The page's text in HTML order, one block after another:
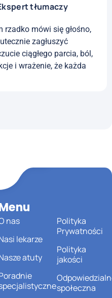
tłumaczy
rzadko mówi się głośno,
zagłuszyć
ciągłego parcia, ból,
i wrażenie, że każda
nas
lekarze
atuty
Polityka
Prywatności
Polityka
jakości
społeczna